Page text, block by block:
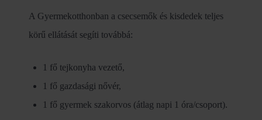
A Gyermekotthonban a csecsemők és kisdedek teljes
körű ellátását segíti továbbá:
1 fő tejkonyha vezető,
1 fő gazdasági nővér,
1 fő gyermek szakorvos (átlag napi 1 óra/csoport).